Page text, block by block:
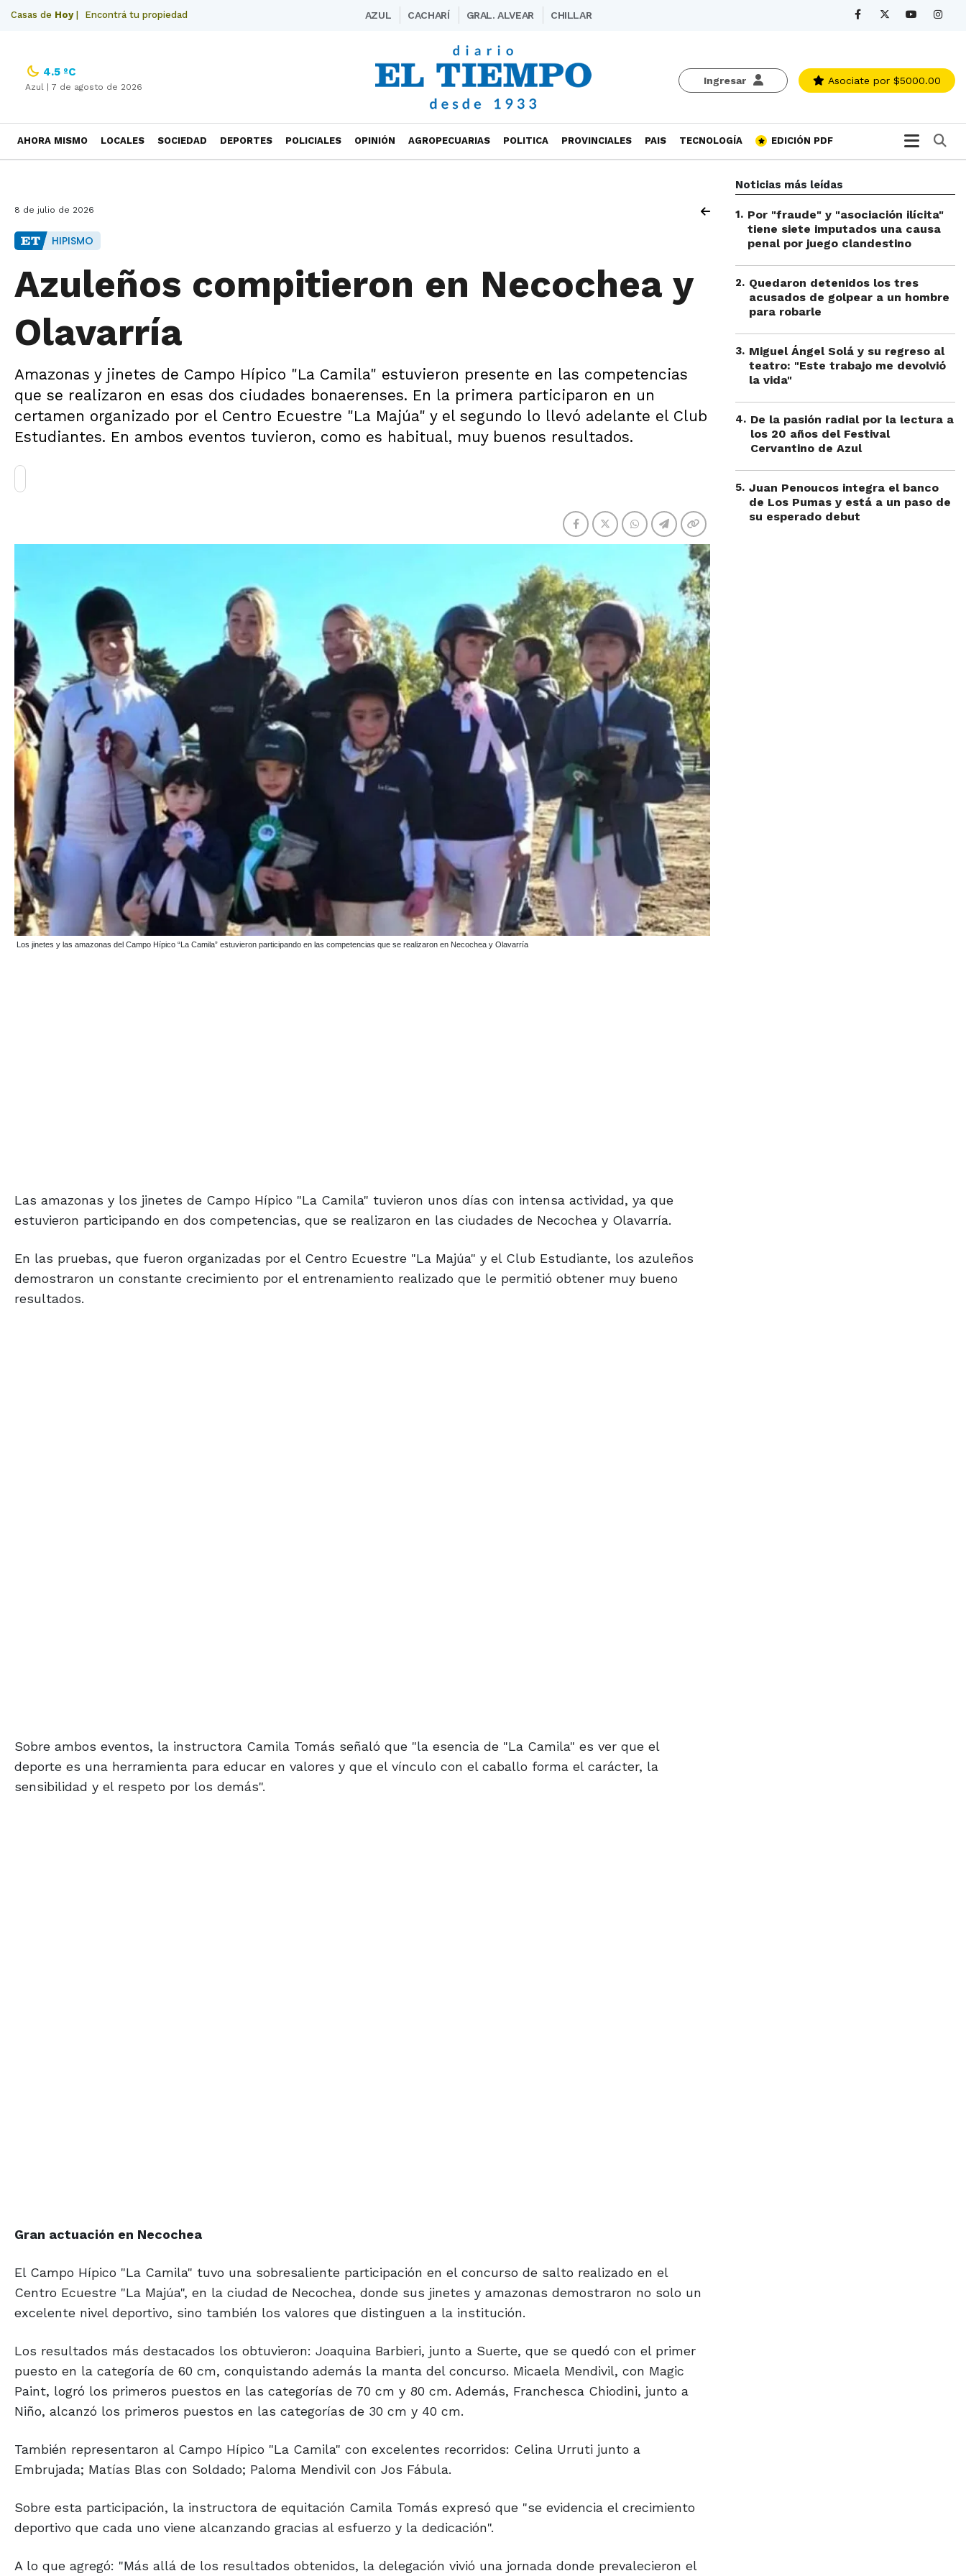
Casas de Hoy| Encontrá tu propiedad AZUL CACHARÍ GRAL. ALVEAR CHILLAR
Ingresar Asociate por $5000.00
4.5 ºC
Azul | 7 de agosto de 2026
AHORA MISMO LOCALES SOCIEDAD DEPORTES POLICIALES OPINIÓN AGROPECUARIAS POLITICA PROVINCIALES PAIS TECNOLOGÍA EDICIÓN PDF
8 de julio de 2026
HIPISMO
Azuleños compitieron en Necochea y
Olavarría
Amazonas y jinetes de Campo Hípico "La Camila" estuvieron presente en las competencias
que se realizaron en esas dos ciudades bonaerenses. En la primera participaron en un
certamen organizado por el Centro Ecuestre "La Majúa" y el segundo lo llevó adelante el Club
Estudiantes. En ambos eventos tuvieron, como es habitual, muy buenos resultados.
Los jinetes y las amazonas del Campo Hípico “La Camila” estuvieron participando en las competencias que se realizaron en Necochea y Olavarría
Las amazonas y los jinetes de Campo Hípico "La Camila" tuvieron unos días con intensa actividad, ya que
estuvieron participando en dos competencias, que se realizaron en las ciudades de Necochea y Olavarría.
En las pruebas, que fueron organizadas por el Centro Ecuestre "La Majúa" y el Club Estudiante, los azuleños
demostraron un constante crecimiento por el entrenamiento realizado que le permitió obtener muy bueno
resultados.
Sobre ambos eventos, la instructora Camila Tomás señaló que "la esencia de "La Camila" es ver que el
deporte es una herramienta para educar en valores y que el vínculo con el caballo forma el carácter, la
sensibilidad y el respeto por los demás".
Gran actuación en Necochea
El Campo Hípico "La Camila" tuvo una sobresaliente participación en el concurso de salto realizado en el
Centro Ecuestre "La Majúa", en la ciudad de Necochea, donde sus jinetes y amazonas demostraron no solo un
excelente nivel deportivo, sino también los valores que distinguen a la institución.
Los resultados más destacados los obtuvieron: Joaquina Barbieri, junto a Suerte, que se quedó con el primer
puesto en la categoría de 60 cm, conquistando además la manta del concurso. Micaela Mendivil, con Magic
Paint, logró los primeros puestos en las categorías de 70 cm y 80 cm. Además, Franchesca Chiodini, junto a
Niño, alcanzó los primeros puestos en las categorías de 30 cm y 40 cm.
También representaron al Campo Hípico "La Camila" con excelentes recorridos: Celina Urruti junto a
Embrujada; Matías Blas con Soldado; Paloma Mendivil con Jos Fábula.
Sobre esta participación, la instructora de equitación Camila Tomás expresó que "se evidencia el crecimiento
deportivo que cada uno viene alcanzando gracias al esfuerzo y la dedicación".
A lo que agregó: "Más allá de los resultados obtenidos, la delegación vivió una jornada donde prevalecieron el
Noticias más leídas
1. Por "fraude" y "asociación ilícita"
tiene siete imputados una causa
penal por juego clandestino
2. Quedaron detenidos los tres
acusados de golpear a un hombre
para robarle
3. Miguel Ángel Solá y su regreso al
teatro: "Este trabajo me devolvió
la vida"
4. De la pasión radial por la lectura a
los 20 años del Festival
Cervantino de Azul
5. Juan Penoucos integra el banco
de Los Pumas y está a un paso de
su esperado debut